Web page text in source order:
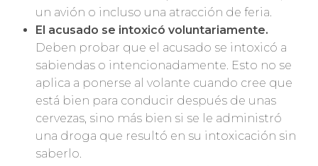
un avión o incluso una atracción de feria.
El acusado se intoxicó voluntariamente.
Deben probar que el acusado se intoxicó a
sabiendas o intencionadamente. Esto no se
aplica a ponerse al volante cuando cree que
está bien para conducir después de unas
cervezas, sino más bien si se le administró
una droga que resultó en su intoxicación sin
saberlo.